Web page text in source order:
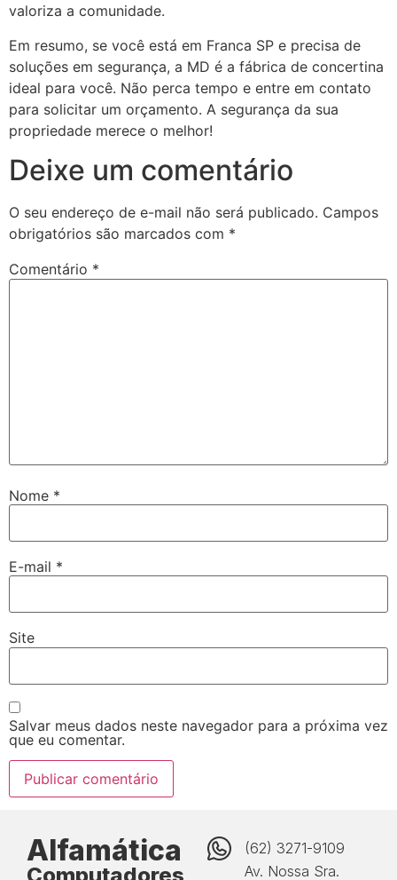
valoriza a comunidade.
Em resumo, se você está em Franca SP e precisa de
soluções em segurança, a MD é a fábrica de concertina
ideal para você. Não perca tempo e entre em contato
para solicitar um orçamento. A segurança da sua
propriedade merece o melhor!
Deixe um comentário
O seu endereço de e-mail não será publicado. Campos
obrigatórios são marcados com *
Comentário *
Nome *
E-mail *
Site
Salvar meus dados neste navegador para a próxima vez
que eu comentar.
Alfamática
(62) 3271-9109
Av. Nossa Sra.